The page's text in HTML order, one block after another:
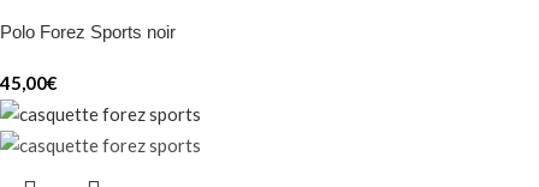
Polo Forez Sports noir
45,00€